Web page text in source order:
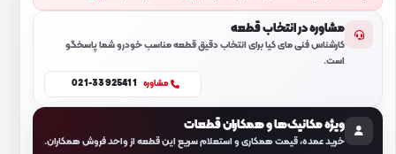
مشاوره در انتخاب قطعه
کارشناس فنی مای کیا برای انتخاب دقیق قطعه مناسب خودرو شما پاسخگو
است.
مشاوره 021-33925411
ویژه مکانیک‌ها و همکاران قطعات
خرید عمده، قیمت همکاری و استعلام سریع این قطعه از واحد فروش همکاران.